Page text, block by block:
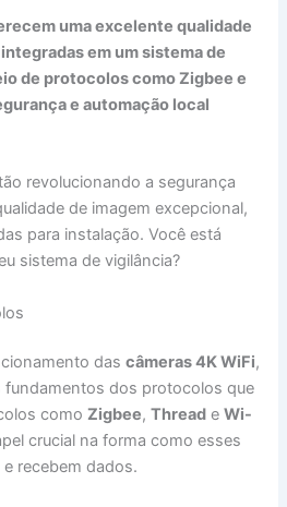
uma excelente qualidade
em um sistema de
de protocolos como Zigbee e
e automação local
revolucionando a segurança
de imagem excepcional,
para instalação. Você está
sistema de vigilância?
dascâmeras 4K WiFi,
fundamentos dos protocolos que
comoZigbee,Thread eWi-
crucial na forma como esses
recebem dados.